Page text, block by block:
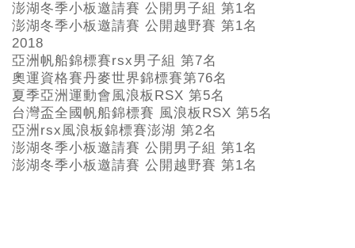
澎湖冬季小板邀請賽 公開男子組 第1名
澎湖冬季小板邀請賽 公開越野賽 第1名
2018
亞洲帆船錦標賽rsx男子組 第7名
奧運資格賽丹麥世界錦標賽第76名
夏季亞洲運動會風浪板RSX 第5名
台灣盃全國帆船錦標賽 風浪板RSX 第5名
亞洲rsx風浪板錦標賽澎湖 第2名
澎湖冬季小板邀請賽 公開男子組 第1名
澎湖冬季小板邀請賽 公開越野賽 第1名